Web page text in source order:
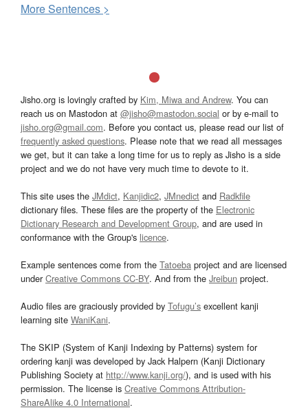
MoreSentences >
Jisho.org is lovingly crafted by Kim, Miwa and Andrew. You can
reach us on Mastodon at @jisho@mastodon.social or by e-mail to
jisho.org@gmail.com. Before you contact us, please read our list of
frequently asked questions. Please note that we read all messages
we get, but it can take a long time for us to reply as Jisho is a side
project and we do not have very much time to devote to it.
This site uses the JMdict, Kanjidic2, JMnedict and Radkfile
dictionary files. These files are the property of the Electronic
Dictionary Research and Development Group, and are used in
conformance with the Group's licence.
Example sentences come from the Tatoeba project and are licensed
underCreative Commons CC-BY. And from the Jreibun project.
Audio files are graciously provided by Tofugu’s excellent kanji
learning site WaniKani.
The SKIP (System of Kanji Indexing by Patterns) system for
ordering kanji was developed by Jack Halpern (Kanji Dictionary
Publishing Society at http://www.kanji.org/), and is used with his
permission. The license is Creative Commons Attribution-
ShareAlike 4.0 International.